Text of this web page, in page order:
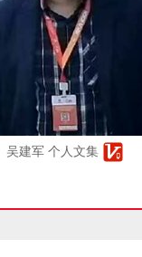
吴建军 个人文集